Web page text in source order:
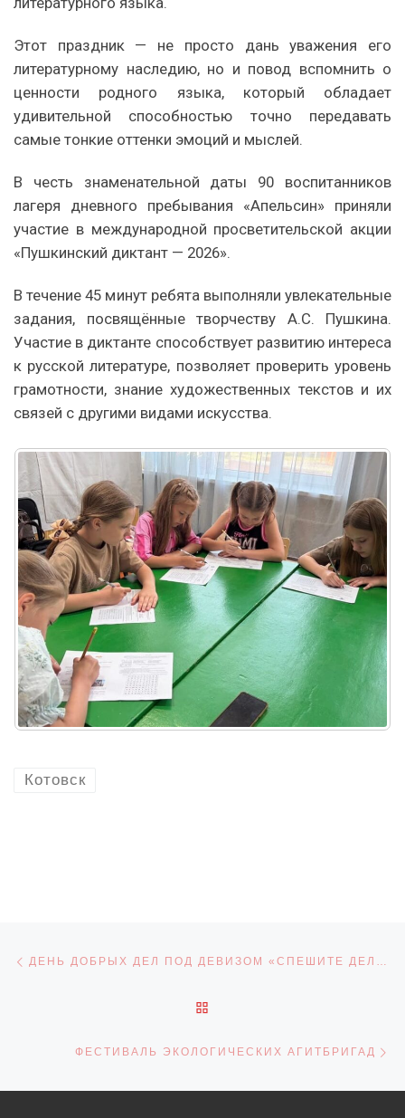
Этот праздник — не просто дань уважения его
литературному наследию, но и повод вспомнить о
ценности родного языка, который обладает
удивительной способностью точно передавать
самые тонкие оттенки эмоций и мыслей.
В честь знаменательной даты 90 воспитанников
лагеря дневного пребывания «Апельсин» приняли
участие в международной просветительской акции
«Пушкинский диктант — 2026».
В течение 45 минут ребята выполняли увлекательные
задания, посвящённые творчеству А.С. Пушкина.
Участие в диктанте способствует развитию интереса
к русской литературе, позволяет проверить уровень
грамотности, знание художественных текстов и их
связей с другими видами искусства.
Котовск
Навигация по записям ДЕНЬ ДОБРЫХ ДЕЛ ПОД ДЕВИЗОМ «СПЕШИТЕ ДЕЛАТЬ ДОБРО!»
ФЕСТИВАЛЬ ЭКОЛОГИЧЕСКИХ АГИТБРИГАД